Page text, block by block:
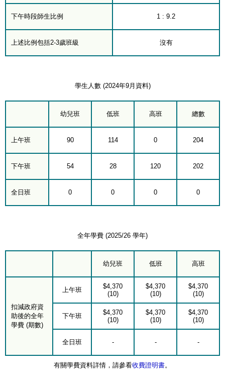
下午時段師生比例 1 : 9.2
上述比例包括2-3歲班級 沒有
學生人數 (2024年9月資料)
幼兒班 低班 高班 總數
上午班 90 114 0 204
下午班 54 28 120 202
全日班 0 0 0 0
全年學費 (2025/26 學年)
幼兒班 低班 高班
扣減政府資
助後的全年
學費 (期數)
上午班
$4,370
(10)
$4,370
(10)
$4,370
(10)
下午班
$4,370
(10)
$4,370
(10)
$4,370
(10)
全日班 - - -
有關學費資料詳情，請參看收費證明書。